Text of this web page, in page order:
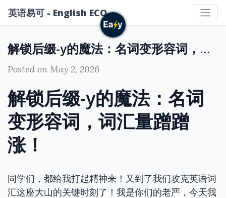
英语易可 - English ECO
解锁后缀-y的魔法：名词变形容词，词汇量蹭蹭涨！
Posted on May 2, 2026
解锁后缀-y的魔法：名词
变形容词，词汇量蹭蹭
涨！
同学们，都给我打起精神来！又到了我们攻克英语词
汇这座大山的关键时刻了！我是你们的老严，今天我